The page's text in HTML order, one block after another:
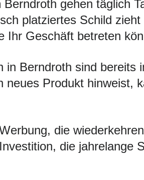
gehen täglich
platziertes Schild zieht
Ihr Geschäft betreten
in Berndroth sind bereits
neues Produkt hinweist,
die
die jahrelange